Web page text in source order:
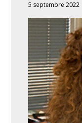
5 septembre 2022